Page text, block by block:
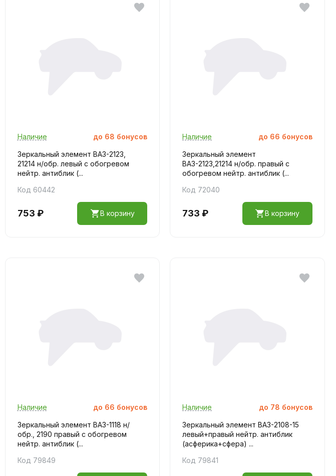
Наличие до 68 бонусов
Зеркальный элемент ВАЗ-2123,
21214 н/обр. левый с обогревом
нейтр. антиблик (...
Код 60442
753 ₽ В корзину
Наличие до 66 бонусов
Зеркальный элемент
ВАЗ-2123,21214 н/обр. правый с
обогревом нейтр. антиблик (...
Код 72040
733 ₽ В корзину
Наличие до 66 бонусов
Зеркальный элемент ВАЗ-1118 н/
обр., 2190 правый с обогревом
нейтр. антиблик (...
Код 79849
Наличие до 78 бонусов
Зеркальный элемент ВАЗ-2108-15
левый+правый нейтр. антиблик
(асферика+сфера) ...
Код 79841